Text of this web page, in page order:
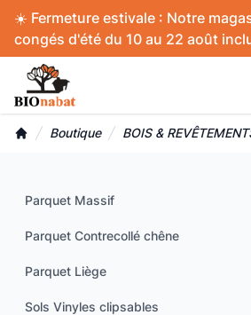
Accès au contenu
☀️ Fermeture estivale : Notre
congés d'été du 10 au 22 août
Boutique BOIS &
Parquet Massif
Parquet Contrecollé chêne
Parquet Liège
Sols Vinyles clipsables
Panneau de gestion des cookies